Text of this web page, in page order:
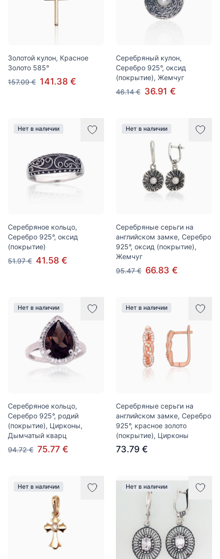
Золотой кулон, Красное
Золото 585°
157.09 € 141.38 €
Серебряный кулон,
Серебро 925°, оксид
(покрытие), Жемчуг
46.14 € 36.91 €
Нет в наличии
Серебряное кольцо,
Серебро 925°, оксид
(покрытие)
51.97 € 41.58 €
Нет в наличии
Серебряные серьги на
английском замке, Серебро
925°, оксид (покрытие),
Жемчуг
95.47 € 66.83 €
Нет в наличии
Серебряное кольцо,
Серебро 925°, родий
(покрытие), Цирконы,
Дымчатый кварц
94.72 € 75.77 €
Нет в наличии
Серебряные серьги на
английском замке, Серебро
925°, красное золото
(покрытие), Цирконы
73.79 €
Нет в наличии Нет в наличии